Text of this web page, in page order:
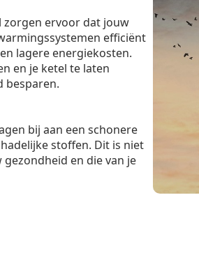
zorgen ervoor dat jouw
efficiënt
lagere energiekosten.
en je ketel te laten
besparen.
bij aan een schonere
stoffen. Dit is niet
en die van je